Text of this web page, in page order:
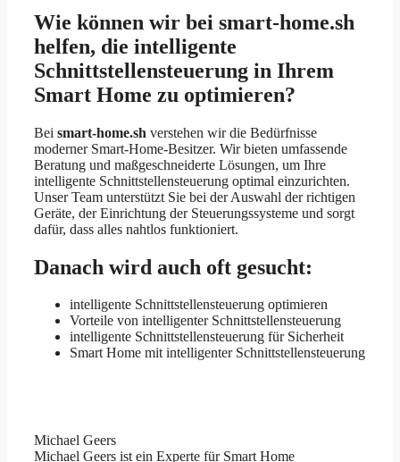
Wie können wir bei smart-home.sh
helfen, die intelligente
Schnittstellensteuerung in Ihrem
Smart Home zu optimieren?
Bei smart-home.sh verstehen wir die Bedürfnisse
moderner Smart-Home-Besitzer. Wir bieten umfassende
Beratung und maßgeschneiderte Lösungen, um Ihre
intelligente Schnittstellensteuerung optimal einzurichten.
Unser Team unterstützt Sie bei der Auswahl der richtigen
Geräte, der Einrichtung der Steuerungssysteme und sorgt
dafür, dass alles nahtlos funktioniert.
Danach wird auch oft gesucht:
intelligente Schnittstellensteuerung optimieren
Vorteile von intelligenter Schnittstellensteuerung
intelligente Schnittstellensteuerung für Sicherheit
Smart Home mit intelligenter Schnittstellensteuerung
Michael Geers
Michael Geers ist ein Experte für Smart Home